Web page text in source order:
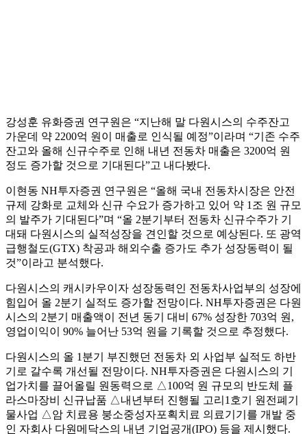
강성훈 유화증권 연구원은 “지난해 말 다원시스의 수주잔고
가운데 약 2200억 원이 매출로 인식될 예정”이라며 “기존 수주
잔고와 올해 신규수주로 인해 내년 전동차 매출은 3200억 원
정도 증가할 것으로 기대된다”고 내다봤다.
이현동 NH투자증권 연구원은 “올해 국내 전동차시장은 안전
규제 강화로 교체와 신규 수요가 증가하고 있어 약 1조 원 규모
의 발주가 기대된다”며 “올 2분기부터 전동차 신규수주가 기
대돼 다원시스의 실적성장을 견인할 것으로 예상된다. 또 광역
급행철도(GTX) 착공과 해외수출 증가도 추가 성장동력이 될
것”이라고 분석했다.
다원시스의 캐시카우이자 성장동력인 전동차사업부의 성장에
힘입어 올 2분기 실적도 증가할 전망이다. NH투자증권은 다원
시스의 2분기 매출액이 전년 동기 대비 67% 성장한 703억 원,
영업이익이 90% 늘어난 53억 원을 기록할 것으로 추정했다.
다원시스의 올 1분기 부진했던 전동차 외 사업부 실적도 하반
기로 갈수록 개선될 전망이다. NH투자증권은 다원시스의 기
업가치를 끌어올릴 원동력으로 △100억 원 규모의 반도체 플
라스마장비 신규납품 △내년부터 진행될 고리1호기 원전폐기
물사업 △암 치료용 붕소중성자포획치료 의료기기를 개발 중
인 자회사 다원메닥스의 내년 기업공개(IPO) 등을 제시했다.